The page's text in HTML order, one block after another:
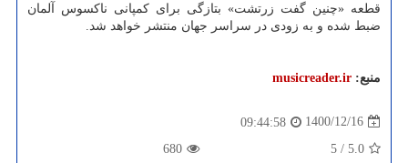
قطعه «چنین گفت زرتشت» بتازگی برای کمپانی ناکسوس آلمان
ضبط شده و به زودی در سراسر جهان منتشر خواهد شد.
منبع: musicreader.ir
1400/12/16
09:44:58
5.0
/
5
680